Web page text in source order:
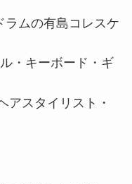
ラムの有島コレスケ
・キーボード・ギ
アスタイリスト・